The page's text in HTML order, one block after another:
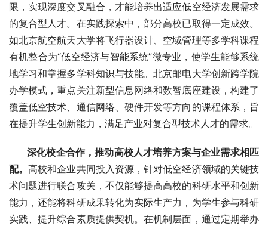
限，实现深度交叉融合，才能培养出适应低空经济发展需求
的复合型人才。在实践探索中，部分高校已取得一定成效。
如北京航空航天大学将飞行器设计、空域管理等多学科课程
有机整合为“低空经济与智能系统”微专业，使学生能够系统
地学习和掌握多学科知识与技能。北京邮电大学创新跨学院
办学模式，重点关注新型信息网络和数智底座建设，构建了
覆盖低空技术、通信网络、硬件开发等方向的课程体系，旨
在提升学生创新能力，满足产业对复合型技术人才的需求。
深化校企合作，推动高校人才培养方案与企业需求相匹
配。高校和企业共同投入资源，针对低空经济领域的关键技
术问题进行联合攻关，不仅能够提高高校的科研水平和创新
能力，还能将科研成果转化为实际生产力，为学生参与科研
实践、提升综合素质提供契机。在机制层面，通过定期举办